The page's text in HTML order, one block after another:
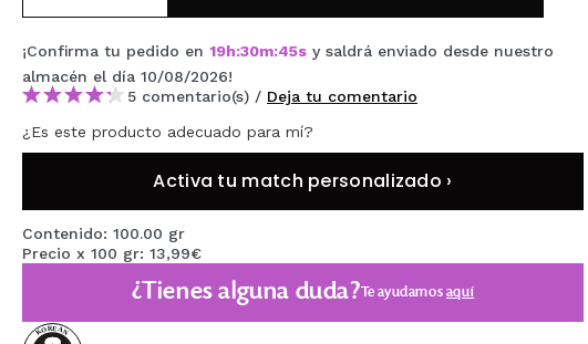
MAQUIFARMA
KOREA ZONE
TRAVEL SIZE
NATURE
OFERTAS
¡HAN VUELTO!
¡Confirma tu pedido en 19h:30m:45s y saldrá enviado desde nuestro
almacén el día 10/08/2026!
5 comentario(s) / Deja tu comentario
¿Es este producto adecuado para mí?
Activa tu match personalizado ›
Contenido: 100.00 gr
Precio x 100 gr: 13,99€
¿Tienes alguna duda?Te ayudamosaquí